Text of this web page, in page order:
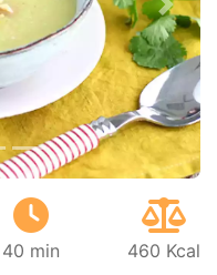
40 min 460 Kcal